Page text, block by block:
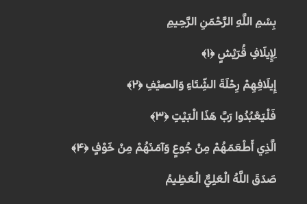
بِسْمِ اللَّهِ الرَّحْمَنِ الرَّحِيمِ
لِإِيلَافِ قُرَيْشٍ ﴿۱﴾
إِيلَافِهِمْ رِحْلَةَ الشِّتَاءِ وَالصَّيْفِ ﴿۲﴾
فَلْيَعْبُدُوا رَبَّ هَذَا الْبَيْتِ ﴿۳﴾
الَّذِي أَطْعَمَهُمْ مِنْ جُوعٍ وَآمَنَهُمْ مِنْ خَوْفٍ ﴿۴﴾
صَدَقَ اللَّهُ الْعَلِيُّ الْعَظِيمُ